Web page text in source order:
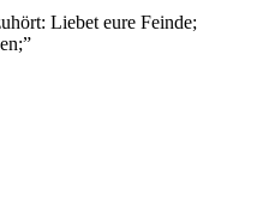
Liebet eure Feinde;
”